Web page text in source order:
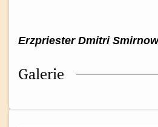
Erzpriester Dmitri Smirnow
Galerie